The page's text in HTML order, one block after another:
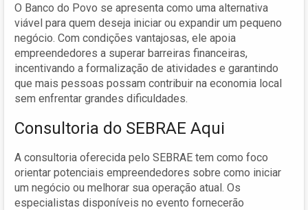
O Banco do Povo se apresenta como uma alternativa
viável para quem deseja iniciar ou expandir um pequeno
negócio. Com condições vantajosas, ele apoia
empreendedores a superar barreiras financeiras,
incentivando a formalização de atividades e garantindo
que mais pessoas possam contribuir na economia local
sem enfrentar grandes dificuldades.
Consultoria do SEBRAE Aqui
A consultoria oferecida pelo SEBRAE tem como foco
orientar potenciais empreendedores sobre como iniciar
um negócio ou melhorar sua operação atual. Os
especialistas disponíveis no evento fornecerão